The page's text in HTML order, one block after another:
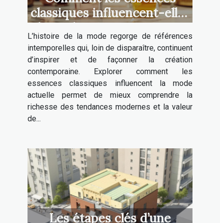
classiques influencent-elles
la mode contemporaine ?
L’histoire de la mode regorge de références
intemporelles qui, loin de disparaître, continuent
d’inspirer et de façonner la création
contemporaine. Explorer comment les
essences classiques influencent la mode
actuelle permet de mieux comprendre la
richesse des tendances modernes et la valeur
de...
Les étapes clés d’une